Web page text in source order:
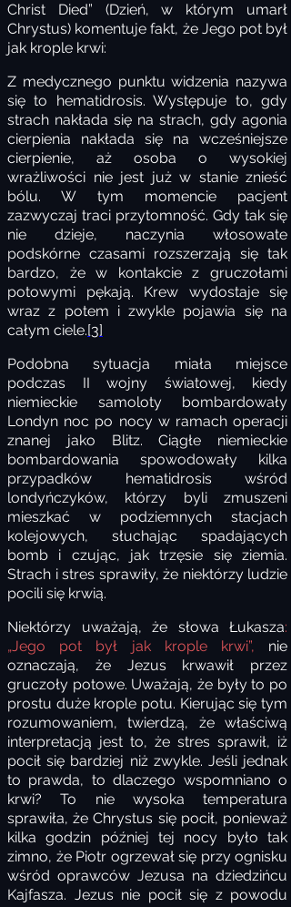
Christ Died” (Dzień, w którym umarł
Chrystus) komentuje fakt, że Jego pot był
jak krople krwi:
Z medycznego punktu widzenia nazywa
się to hematidrosis. Występuje to, gdy
strach nakłada się na strach, gdy agonia
cierpienia nakłada się na wcześniejsze
cierpienie, aż osoba o wysokiej
wrażliwości nie jest już w stanie znieść
bólu. W tym momencie pacjent
zazwyczaj traci przytomność. Gdy tak się
nie dzieje, naczynia włosowate
podskórne czasami rozszerzają się tak
bardzo, że w kontakcie z gruczołami
potowymi pękają. Krew wydostaje się
wraz z potem i zwykle pojawia się na
całym ciele.[3]
Podobna sytuacja miała miejsce
podczas II wojny światowej, kiedy
niemieckie samoloty bombardowały
Londyn noc po nocy w ramach operacji
znanej jako Blitz. Ciągłe niemieckie
bombardowania spowodowały kilka
przypadków hematidrosis wśród
londyńczyków, którzy byli zmuszeni
mieszkać w podziemnych stacjach
kolejowych, słuchając spadających
bomb i czując, jak trzęsie się ziemia.
Strach i stres sprawiły, że niektórzy ludzie
pocili się krwią.
Niektórzy uważają, że słowa Łukasza:
„Jego pot był jak krople krwi”, nie
oznaczają, że Jezus krwawił przez
gruczoły potowe. Uważają, że były to po
prostu duże krople potu. Kierując się tym
rozumowaniem, twierdzą, że właściwą
interpretacją jest to, że stres sprawił, iż
pocił się bardziej niż zwykle. Jeśli jednak
to prawda, to dlaczego wspomniano o
krwi? To nie wysoka temperatura
sprawiła, że Chrystus się pocił, ponieważ
kilka godzin później tej nocy było tak
zimno, że Piotr ogrzewał się przy ognisku
wśród oprawców Jezusa na dziedzińcu
Kajfasza. Jezus nie pocił się z powodu